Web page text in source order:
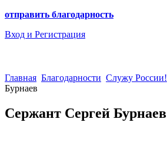
отправить благодарность
Вход и Регистрация
Главная Благодарности Служу России!
Бурнаев
Сержант Сергей Бурнаев